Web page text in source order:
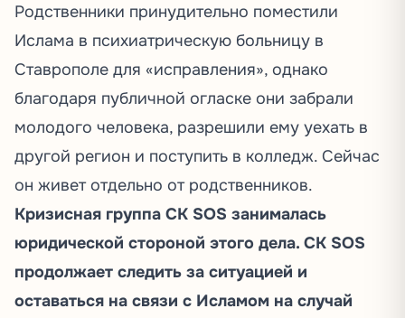
Родственники принудительно поместили
Ислама в психиатрическую больницу в
Ставрополе для «исправления», однако
благодаря публичной огласке они забрали
молодого человека, разрешили ему уехать в
другой регион и поступить в колледж. Сейчас
он живет отдельно от родственников.
Кризисная группа СК SOS занималась
юридической стороной этого дела. СК SOS
продолжает следить за ситуацией и
оставаться на связи с Исламом на случай